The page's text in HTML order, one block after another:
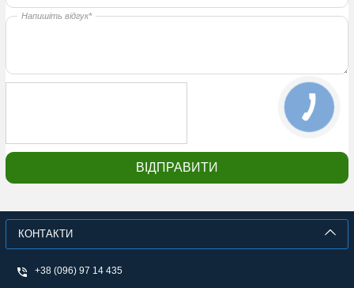
Напишіть відгук*
ВІДПРАВИТИ
КОНТАКТИ
+38 (096) 97 14 435